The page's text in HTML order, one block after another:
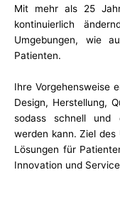
Mit mehr als 25
kontinuierlich
Umgebungen, wie
Patienten.
Ihre Vorgehensweise
Design, Herstellung,
sodass schnell und
werden kann. Ziel des
Lösungen für
Innovation und